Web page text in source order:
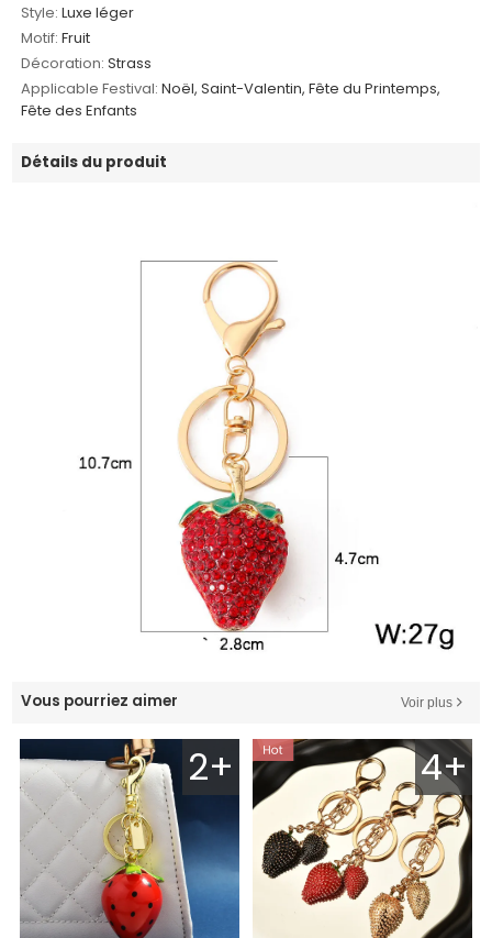
Style: Luxe léger
Motif: Fruit
Décoration: Strass
Applicable Festival: Noël, Saint-Valentin, Fête du Printemps,
Fête des Enfants
Détails du produit
Vous pourriez aimer Voir plus
2+ 4+